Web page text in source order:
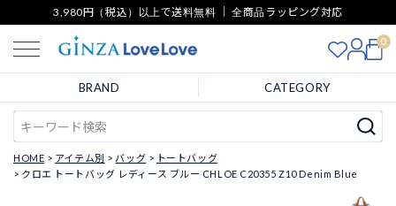
3,980円（税込）以上で送料無料 ｜ 全商品ラッピング対応
0
BRAND CATEGORY
HOME アイテム別 バッグ
トートバッグ
クロエ トートバッグ レディース ブルー CHLOE C20355 Z10 Denim Blue